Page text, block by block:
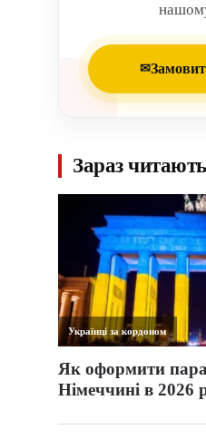
✉
Зараз читають